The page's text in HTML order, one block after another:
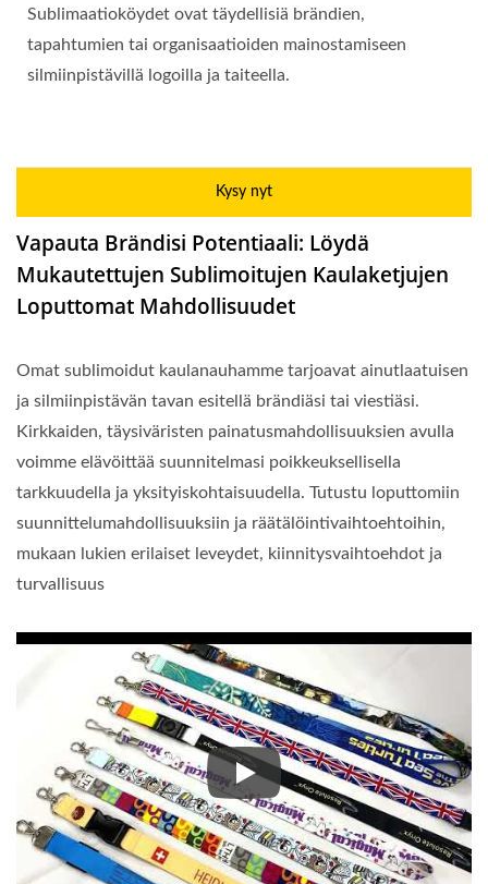
Sublimaatioköydet ovat täydellisiä brändien,
tapahtumien tai organisaatioiden mainostamiseen
silmiinpistävillä logoilla ja taiteella.
Kysy nyt
Vapauta Brändisi Potentiaali: Löydä
Mukautettujen Sublimoitujen Kaulaketjujen
Loputtomat Mahdollisuudet
Omat sublimoidut kaulanauhamme tarjoavat ainutlaatuisen
ja silmiinpistävän tavan esitellä brändiäsi tai viestiäsi.
Kirkkaiden, täysiväristen painatusmahdollisuuksien avulla
voimme elävöittää suunnitelmasi poikkeuksellisella
tarkkuudella ja yksityiskohtaisuudella. Tutustu loputtomiin
suunnittelumahdollisuuksiin ja räätälöintivaihtoehtoihin,
mukaan lukien erilaiset leveydet, kiinnitysvaihtoehdot ja
turvallisuus
Omat sublimoidut